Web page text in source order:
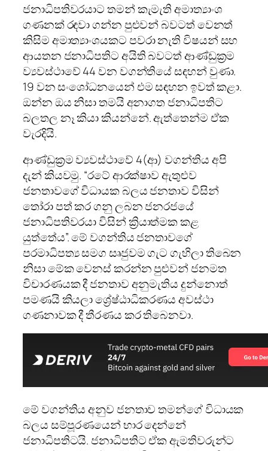
ජනාධිපතිවරයාට තමන් කැමැති අමාත්‍යාංශ
ගණනක් රඳවා ගන්න පුළුවන් බවටත් වෙනත්
කිසිම අමාත්‍යාංශයකට පවරා නැති විෂයන් සහ
ආයතන ජනාධිපතිට අයිති බවටත් ආණ්ඩුක්‍රම
ව්‍යවස්ථාවේ 44 වන වගන්තියේ සඳහන් වුණා.
19 වන සංශෝධනයෙන් එම සඳහන ඉවත් කළා.
ඔන්න ඔය නිසා තමයි අනාගත ජනාධිපතිට
බලතල නෑ කියා කියන්නේ. ඇත්තෙන්ම ඒක
වැරදියි.
ආණ්ඩුක්‍රම ව්‍යවස්ථාවේ 4(ආ) වගන්තිය අපි
දැන් කියවමු. “රටේ ආරක්ෂාව ඇතුළුව
ජනතාවගේ විධායක බලය ජනතාව විසින්
තෝරා පත් කර ගනු ලබන ජනරජයේ
ජනාධිපතිවරයා විසින් ක්‍රියාත්මක කළ
යුත්තේය”. මේ වගන්තිය ජනතාවගේ
පරමාධිපත්‍ය සමග සෘජුවම ගැට ගැහිලා තිබෙන
නිසා මේක වෙනස් කරන්න පුළුවන් ජනමත
විචාරණයක දී ජනතාව අනුමැතිය දුන්නොත්
පමණයි කියලා ශ්‍රේෂ්ඨාධිකරණය අවස්ථා
ගණනාවක දී තීරණය කර තිබෙනවා.
මේ වගන්තිය අනුව ජනතාව තමන්ගේ විධායක
බලය සම්පූරණයෙන් භාර දෙන්නේ
ජනාධිපතිටයි. ජනාධිපතිට ඒක ඇමතිවරුන්ට